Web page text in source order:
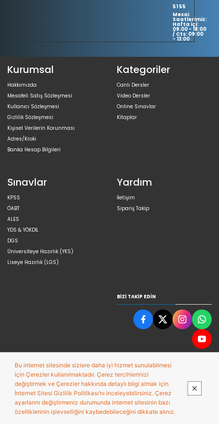
51 55
Mesai
Saatlerimiz:
Hafta içi:
09:00 - 18:00
/ Cts: 09:00
- 13:00
Kurumsal
Hakkımızda
Mesafeli Satış Sözleşmesi
Kullanıcı Sözleşmesi
Gizlilik Sözleşmesi
Kişisel Verilerin Korunması
Adres/Kroki
Banka Hesap Bilgileri
Kategoriler
Canlı Dersler
Video Dersler
Online Sınavlar
Kitaplar
Sınavlar
KPSS
ÖABT
ALES
YDS & YÖKDİL
DGS
Üniversiteye Hazırlık (YKS)
Liseye Hazırlık (LGS)
Yardım
İletişim
Sipariş Takip
BIZI TAKIP EDIN
Bu site,PobolEti®Entegre E-ticaret Sistemi ile hazırlanmıştır.
Bu internet sitesinde sizlere daha iyi hizmet sunulabilmesi
için Çerezler kullanılmaktadır. Çerez tercihlerinizi
değiştirmek ve Çerezler hakkında detaylı bilgi almak için
İnternet Sitesi Gizlilik Politikası’nı inceleyebilirsiniz. Çerez
ayarlarını değiştirmeniz durumunda internet sitesinin bazı
özelliklerinin işlevselliğini kaybedebileceğini dikkate alınız.